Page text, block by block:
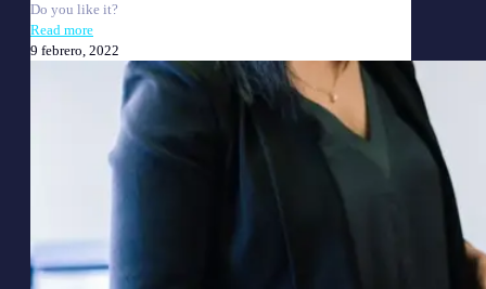
Do you like it?
Read more
9 febrero, 2022